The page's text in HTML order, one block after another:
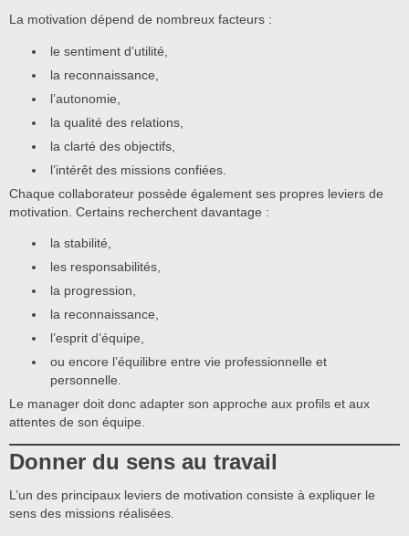
La motivation dépend de nombreux facteurs :
le sentiment d’utilité,
la reconnaissance,
l’autonomie,
la qualité des relations,
la clarté des objectifs,
l’intérêt des missions confiées.
Chaque collaborateur possède également ses propres leviers de
motivation. Certains recherchent davantage :
la stabilité,
les responsabilités,
la progression,
la reconnaissance,
l’esprit d’équipe,
ou encore l’équilibre entre vie professionnelle et
personnelle.
Le manager doit donc adapter son approche aux profils et aux
attentes de son équipe.
Donner du sens au travail
L’un des principaux leviers de motivation consiste à expliquer le
sens des missions réalisées.